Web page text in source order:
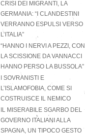
CRISI DEI MIGRANTI, LA
GERMANIA: “I CLANDESTINI
VERRANNO ESPULSI VERSO
L’ITALIA”
“HANNO I NERVI A PEZZI, CON
LA SCISSIONE DA VANNACCI
HANNO PERSO LA BUSSOLA”
I SOVRANISTI E
L’ISLAMOFOBIA, COME SI
COSTRUISCE IL NEMICO
IL MISERABILE SGARBO DEL
GOVERNO ITALIANI ALLA
SPAGNA, UN TIPOCO GESTO